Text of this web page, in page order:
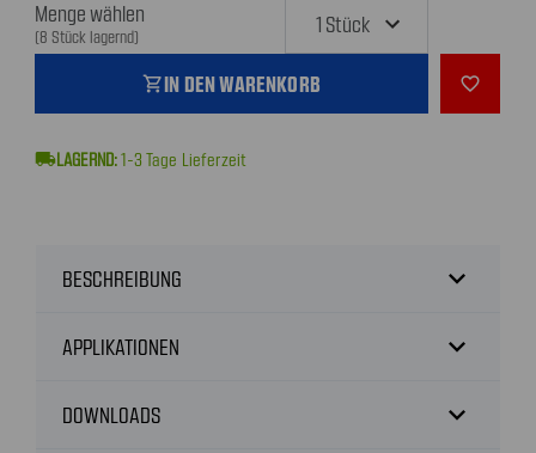
Menge wählen
(8 Stück lagernd)
shopping_cartIN DEN WARENKORB favorite_outline
local_shipping 1-3 Tage Lieferzeit
BESCHREIBUNG expand_more
APPLIKATIONEN expand_more
DOWNLOADS expand_more